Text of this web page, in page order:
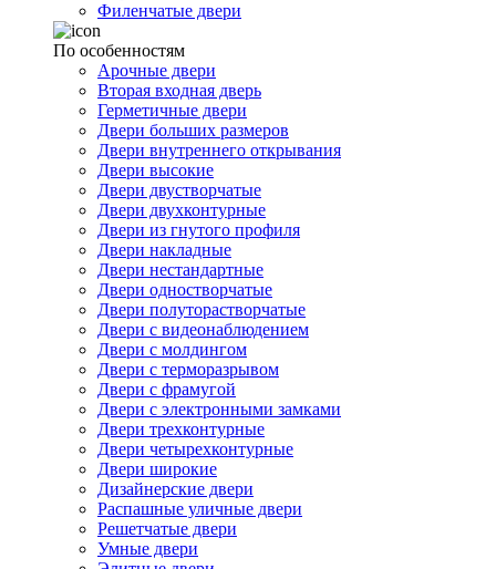
Филенчатые двери
По особенностям
Арочные двери
Вторая входная дверь
Герметичные двери
Двери больших размеров
Двери внутреннего открывания
Двери высокие
Двери двустворчатые
Двери двухконтурные
Двери из гнутого профиля
Двери накладные
Двери нестандартные
Двери одностворчатые
Двери полуторастворчатые
Двери с видеонаблюдением
Двери с молдингом
Двери с терморазрывом
Двери с фрамугой
Двери с электронными замками
Двери трехконтурные
Двери четырехконтурные
Двери широкие
Дизайнерские двери
Распашные уличные двери
Решетчатые двери
Умные двери